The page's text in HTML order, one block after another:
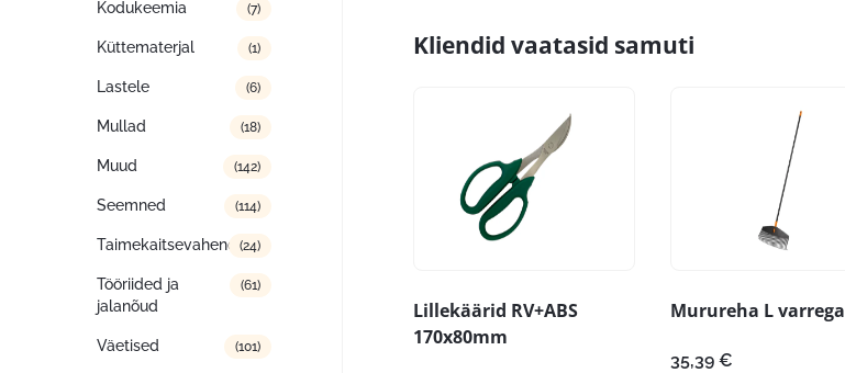
Kodukeemia (7)
Küttematerjal (1)
Lastele (6)
Mullad (18)
Muud (142)
Seemned (114)
Taimekaitsevahendid(24)
Tööriided ja
jalanõud
(61)
Väetised (101)
Kliendid vaatasid samuti
Lillekäärid RV+ABS
170x80mm
Murureha L varrega
35,39 €